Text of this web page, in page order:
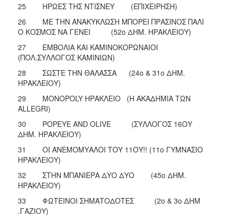
25 ΗΡΩΕΣ ΤΗΣ ΝΤΙΣΝΕΥ (ΕΠΙΧΕΙΡΗΣΗ)
26 ΜΕ ΤΗΝ ΑΝΑΚΥΚΛΩΣΗ ΜΠΟΡΕΙ ΠΡΑΣΙΝΟΣ ΠΑΛΙ
Ο ΚΟΣΜΟΣ ΝΑ ΓΕΝΕΙ (52ο ΔΗΜ. ΗΡΑΚΛΕΙΟΥ)
27 ΕΜΒΟΛΙΑ ΚΑΙ ΚΑΜΙΝΟΚΟΡΩΝΑΙΟΙ
(ΠΟΛ.ΣΥΛΛΟΓΟΣ ΚΑΜΙΝΙΩΝ)
28 ΣΩΣΤΕ ΤΗΝ ΘΑΛΑΣΣΑ (24ο & 31ο ΔΗΜ.
ΗΡΑΚΛΕΙΟΥ)
29 MONOPOLY ΗΡΑΚΛΕΙΟ (Η ΑΚΑΔΗΜΙΑ ΤΩΝ
ALLEGRI)
30 POPEYE AND OLIVE (ΣΥΛΛΟΓΟΣ 16ΟΥ
ΔΗΜ. ΗΡΑΚΛΕΙΟΥ)
31 ΟΙ ΑΝΕΜΟΜΥΑΛΟΙ ΤΟΥ 11ΟΥ!! (11ο ΓΥΜΝΑΣΙΟ
ΗΡΑΚΛΕΙΟΥ)
32 ΣΤΗΝ ΜΠΑΝΙΕΡΑ ΔΥΟ ΔΥΟ (45ο ΔΗΜ.
ΗΡΑΚΛΕΙΟΥ)
33 ΦΩΤΕΙΝΟΙ ΣΗΜΑΤΟΔΟΤΕΣ (2ο & 3ο ΔΗΜ
.ΓΑΖΙΟΥ)